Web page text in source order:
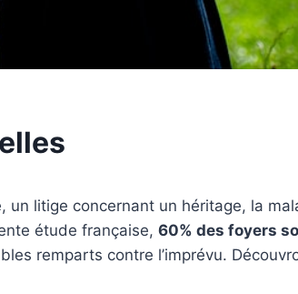
litige concernant un héritage, la
étude française, 60% des foyers
remparts contre l’imprévu.